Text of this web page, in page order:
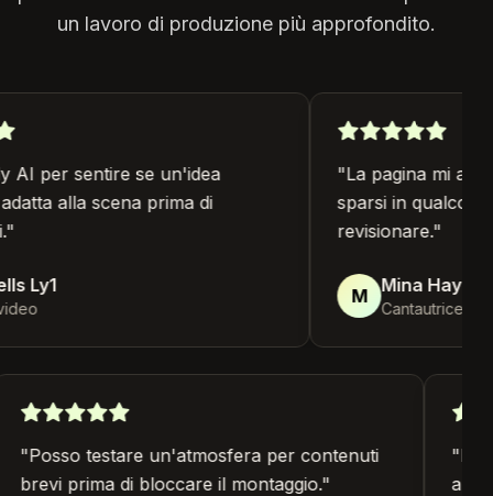
un lavoro di produzione più approfondito.
per sentire se un'idea
alla scena prima di
Ly1
La pagina mi
sparsi in qualcosa
revisionare."
M Mina Hayes
Cantautrice
"Posso testare un'atmosfera per contenuti
brevi prima di bloccare il montaggio.